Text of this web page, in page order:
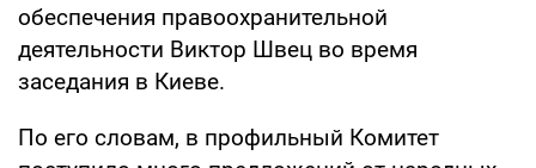
обеспечения правоохранительной
деятельности Виктор Швец во время
заседания в Киеве.
По его словам, в профильный Комитет